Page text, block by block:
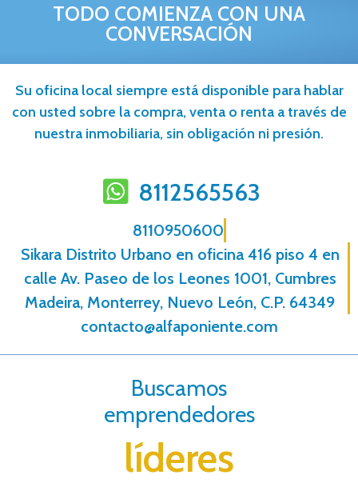
TODO COMIENZA CON UNA
CONVERSACIÓN
Su oficina local siempre está disponible para hablar
con usted sobre la compra, venta o renta a través de
nuestra inmobiliaria, sin obligación ni presión.
8112565563
8110950600
Sikara Distrito Urbano en oficina 416 piso 4 en
calle Av. Paseo de los Leones 1001, Cumbres
Madeira, Monterrey, Nuevo León, C.P. 64349
contacto@alfaponiente.com
Buscamos
emprendedores
líderes